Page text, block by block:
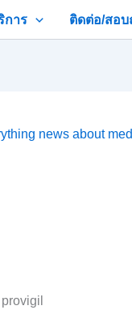
การ ติดต่อ/สอบ
news about